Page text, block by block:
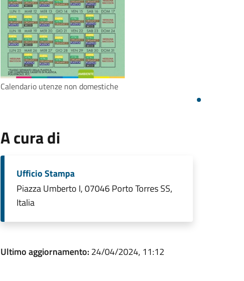
Calendario utenze non domestiche
A cura di
Ufficio Stampa
Piazza Umberto I, 07046 Porto Torres SS,
Italia
Ultimo aggiornamento:24/04/2024, 11:12